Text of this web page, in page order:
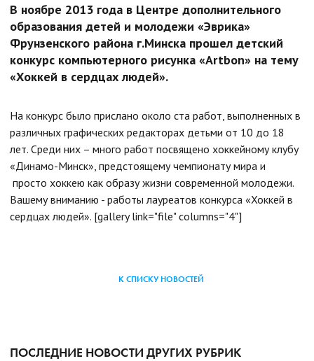
В ноябре 2013 года в Центре дополнительного
образования детей и молодежи «Эврика»
Фрунзенского района г.Минска прошел детский
конкурс компьютерного рисунка «Artbon» на тему
«Хоккей в сердцах людей».
На конкурс было прислано около ста работ, выполненных в
различных графических редакторах детьми от 10 до 18
лет. Среди них – много работ посвящено хоккейному клубу
«Динамо-Минск», предстоящему чемпионату мира и
просто хоккею как образу жизни современной молодежи.
Вашему вниманию - работы лауреатов конкурса «Хоккей в
сердцах людей». [gallery link="file" columns="4"]
К СПИСКУ НОВОСТЕЙ
ПОСЛЕДНИЕ НОВОСТИ ДРУГИХ РУБРИК